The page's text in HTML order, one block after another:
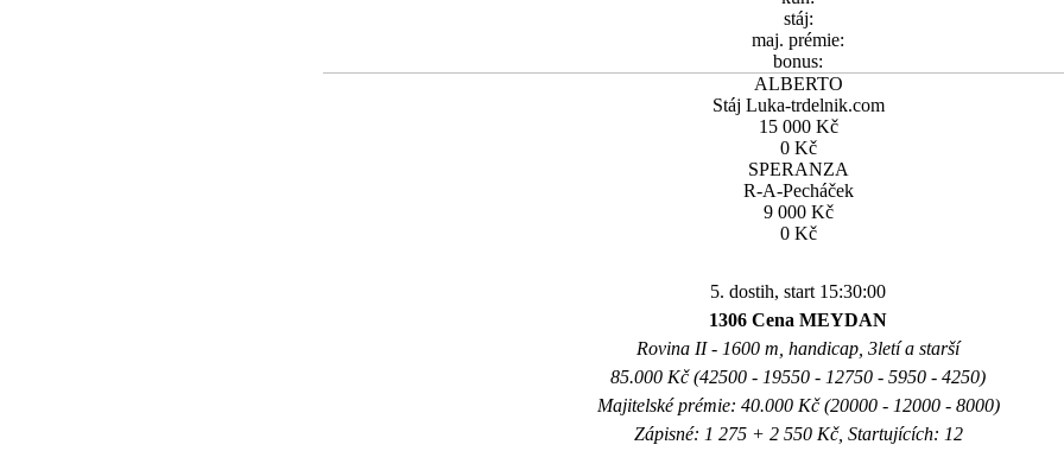
stáj:
maj. prémie:
bonus:
ALBERTO
Stáj Luka-trdelnik.com
15 000 Kč
0 Kč
SPERANZA
R-A-Pecháček
9 000 Kč
0 Kč
5. dostih, start 15:30:00
1306 Cena MEYDAN
Rovina II - 1600 m, handicap, 3letí a starší
85.000 Kč (42500 - 19550 - 12750 - 5950 - 4250)
Majitelské prémie: 40.000 Kč (20000 - 12000 - 8000)
Zápisné: 1 275 + 2 550 Kč, Startujících: 12